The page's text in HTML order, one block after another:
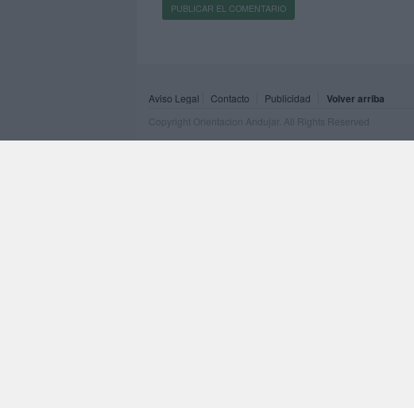
Aviso Legal Contacto Publicidad Volver arriba